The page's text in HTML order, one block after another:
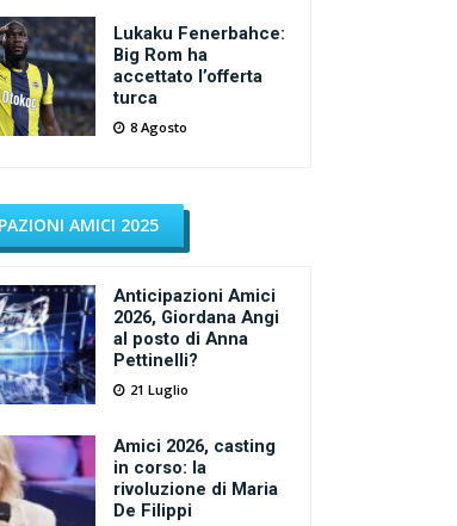
Lukaku Fenerbahce:
Big Rom ha
accettato l’offerta
turca
8 Agosto
AMICI 2025
Anticipazioni Amici
2026, Giordana Angi
al posto di Anna
Pettinelli?
21 Luglio
Amici 2026, casting
in corso: la
rivoluzione di Maria
De Filippi